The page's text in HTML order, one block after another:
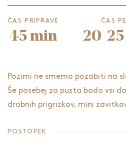
ČAS PRIPRAVE
45 min
ČAS
20-
Pozimi ne smemo pozabiti na
Še posebej za pusta bodo vsi
drobnih prigrizkov, mini
POSTOPEK